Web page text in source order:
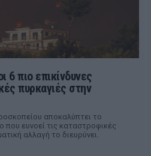
6 πιο επικίνδυνες
πυρκαγιές στην
αποκαλύπτει το
που ευνοεί τις καταστροφικές
αλλαγή το διευρύνει.